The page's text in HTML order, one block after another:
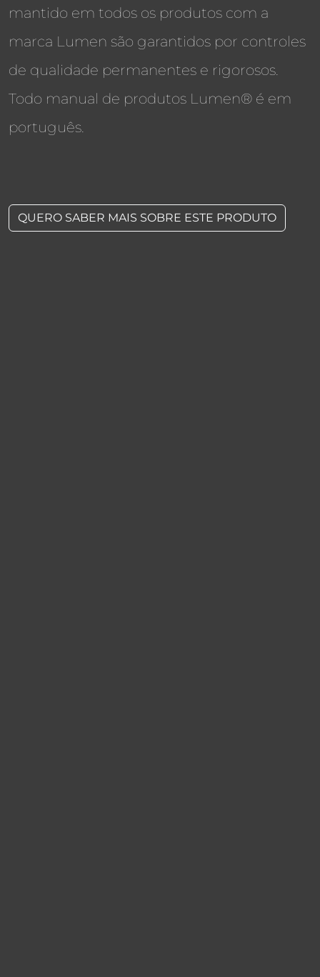
mantido em todos os produtos com a
marca Lumen são garantidos por controles
de qualidade permanentes e rigorosos.
Todo manual de produtos Lumen® é em
português.
QUERO SABER MAIS SOBRE ESTE PRODUTO